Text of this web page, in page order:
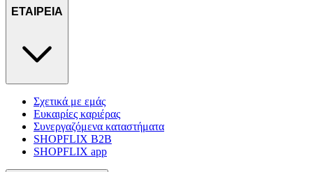
ΕΤΑΙΡΕΙΑ
Σχετικά με εμάς
Ευκαιρίες καριέρας
Συνεργαζόμενα καταστήματα
SHOPFLIX B2B
SHOPFLIX app